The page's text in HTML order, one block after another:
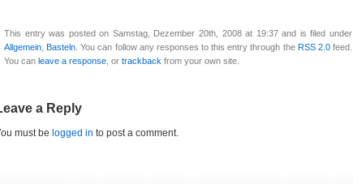
This entry was posted on Samstag, Dezember 20th, 2008 at 19:37 and is filed under
Allgemein
Basteln . You can follow any responses to this entry through the RSS 2.0feed.
You can leave a response , or trackback from your own site.
a Reply
must be logged in to post a comment.